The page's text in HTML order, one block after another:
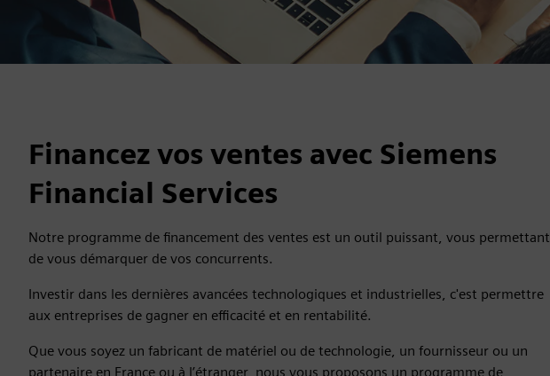
Financez vos ventes avec Siemens
Financial Services
Notre programme de financement des ventes est un outil puissant, vous permettant
de vous démarquer de vos concurrents.
Investir dans les dernières avancées technologiques et industrielles, c'est permettre
aux entreprises de gagner en efficacité et en rentabilité.
Que vous soyez un fabricant de matériel ou de technologie, un fournisseur ou un
partenaire en France ou à l’étranger, nous vous proposons un programme de